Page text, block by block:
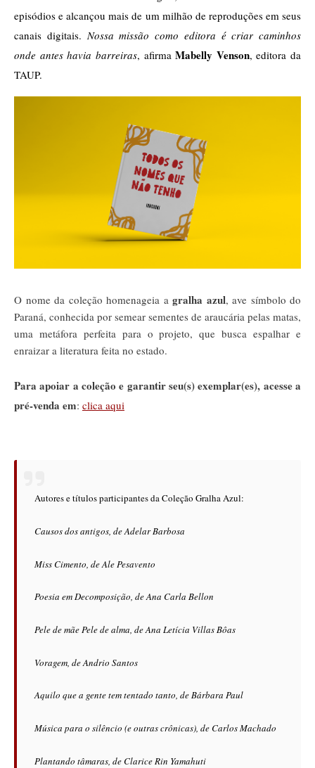
episódios e alcançou mais de um milhão de reproduções em seus
canais digitais. Nossa missão como editora é criar caminhos
onde antes havia barreiras, afirma Mabelly Venson, editora da
TAUP.
O nome da coleção homenageia a gralha azul, ave símbolo do
Paraná, conhecida por semear sementes de araucária pelas matas,
uma metáfora perfeita para o projeto, que busca espalhar e
enraizar a literatura feita no estado.
Para apoiar a coleção e garantir seu(s) exemplar(es), acesse a
pré-venda em: clica aqui
Autores e títulos participantes da Coleção Gralha Azul:
Causos dos antigos, de Adelar Barbosa
Miss Cimento, de Ale Pesavento
Poesia em Decomposição, de Ana Carla Bellon
Pele de mãe Pele de alma, de Ana Letícia Villas Bôas
Voragem, de Andrio Santos
Aquilo que a gente tem tentado tanto, de Bárbara Paul
Música para o silêncio (e outras crônicas), de Carlos Machado
Plantando tâmaras, de Clarice Rin Yamahuti